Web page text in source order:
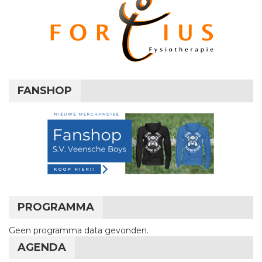
FANSHOP
PROGRAMMA
Geen programma data gevonden.
AGENDA